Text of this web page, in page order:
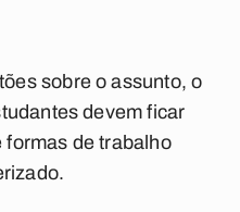
sobre o assunto, o
devem ficar
formas de trabalho